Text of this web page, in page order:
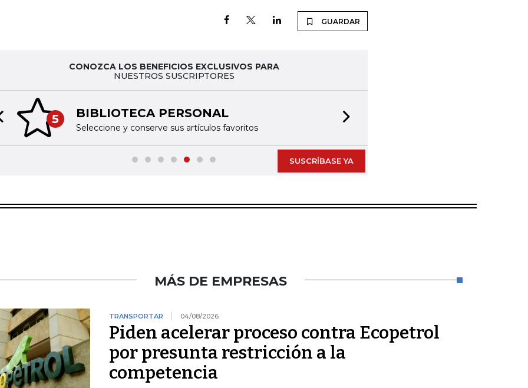
GUARDAR
CONOZCA LOS BENEFICIOS EXCLUSIVOS PARA
NUESTROS SUSCRIPTORES
5 BIBLIOTECA PERSONAL
Seleccione y conserve sus artículos favoritos
slide
SUSCRÍBASE YA
MÁS DE EMPRESAS
TRANSPORTAR 04/08/2026
Piden acelerar proceso contra Ecopetrol
por presunta restricción a la
competencia